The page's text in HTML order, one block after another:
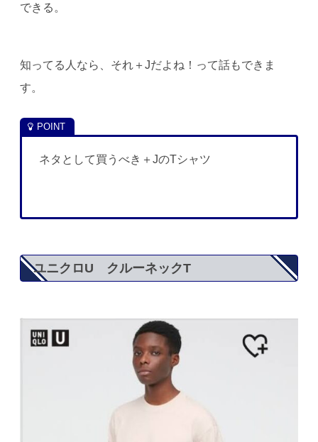
できる。
知ってる人なら、それ＋Jだよね！って話もできま
す。
ネタとして買うべき＋JのTシャツ
ユニクロU クルーネックT